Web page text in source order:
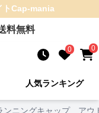
Cap-mania
料無料
0 0
人気ランキング
ンニングキャップ アウ